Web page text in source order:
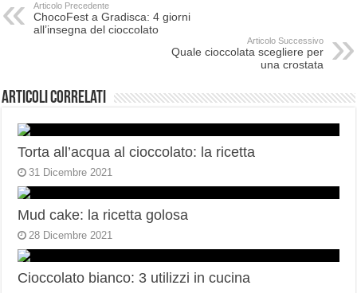
Articolo Precedente
ChocoFest a Gradisca: 4 giorni
all’insegna del cioccolato
Articolo Successivo
Quale cioccolata scegliere per
una crostata
Articoli correlati
Torta all’acqua al cioccolato: la ricetta
31 Dicembre 2021
Mud cake: la ricetta golosa
28 Dicembre 2021
Cioccolato bianco: 3 utilizzi in cucina